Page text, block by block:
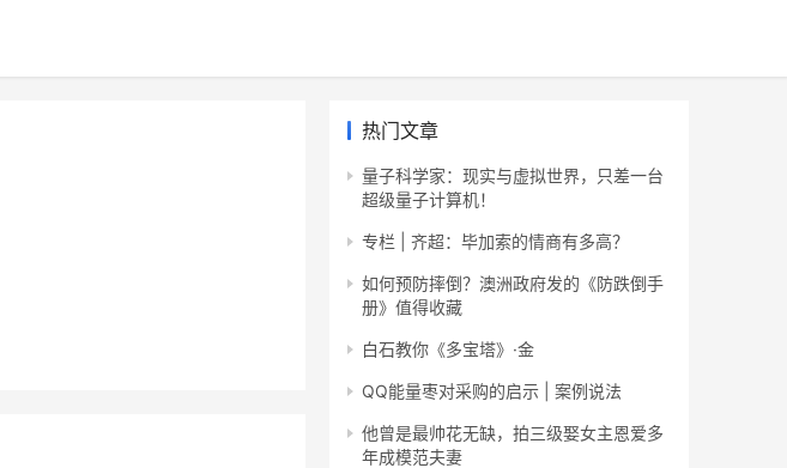
热门文章
量子科学家：现实与虚拟世界，只差一台
超级量子计算机！
专栏 | 齐超：毕加索的情商有多高？
如何预防摔倒？澳洲政府发的《防跌倒手
册》值得收藏
白石教你《多宝塔》·金
QQ能量枣对采购的启示 | 案例说法
他曾是最帅花无缺，拍三级娶女主恩爱多
年成模范夫妻